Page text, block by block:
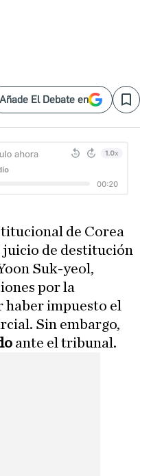
Añade El Debate en Save
de Corea
juicio de destitución
Suk-yeol,
por la
haber impuesto el
Sin embargo,
ante el tribunal.